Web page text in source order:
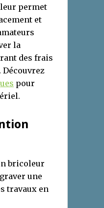
permet
et
la
des frais
pour
bricoleur
une
travaux en